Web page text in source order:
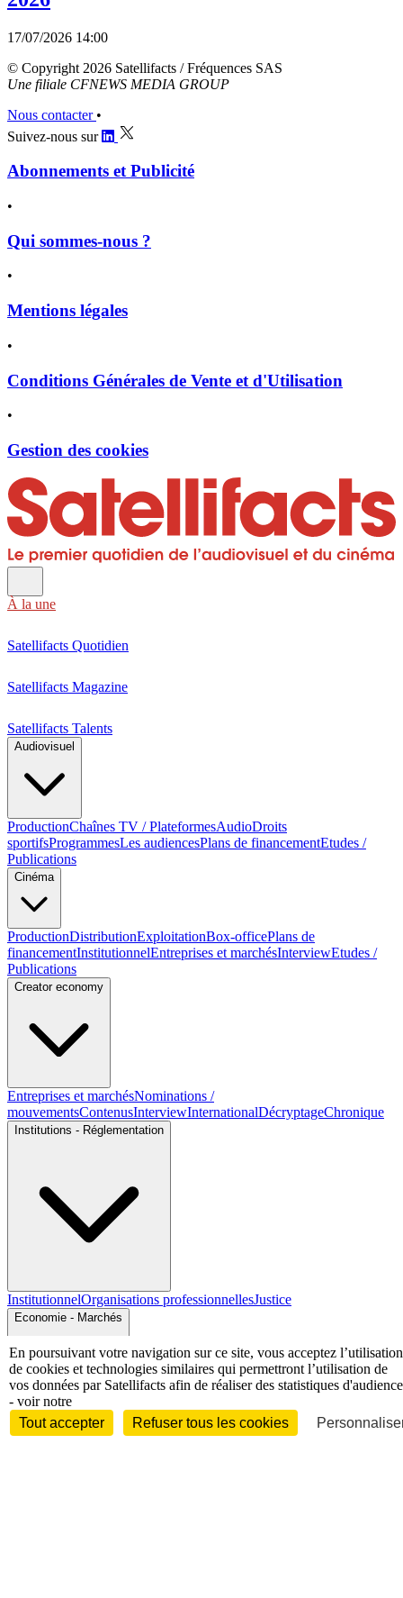
17/07/2026 14:00
© Copyright 2026 Satellifacts / Fréquences SAS
Une filiale CFNEWS MEDIA GROUP
Nous contacter •
Suivez-nous sur
Abonnements et Publicité
•
Qui sommes-nous ?
•
Mentions légales
•
Conditions Générales de Vente et d'Utilisation
•
Gestion des cookies
À la une
Satellifacts Quotidien
Satellifacts Magazine
Satellifacts Talents
Audiovisuel
ProductionChaînes TV / PlateformesAudioDroits
sportifsProgrammesLes audiencesPlans de financementEtudes /
Publications
Cinéma
ProductionDistributionExploitationBox-officePlans de
financementInstitutionnelEntreprises et marchésInterviewEtudes /
Publications
Creator economy
Entreprises et marchésNominations /
mouvementsContenusInterviewInternationalDécryptageChronique
Institutions - Réglementation
InstitutionnelOrganisations professionnellesJustice
Economie - Marchés
En poursuivant votre navigation sur ce site, vous acceptez l’utilisation
de cookies et technologies similaires qui permettront l’utilisation de
vos données par Satellifacts afin de réaliser des statistiques d'audience
- voir notre
Tout accepter
Refuser tous les cookies